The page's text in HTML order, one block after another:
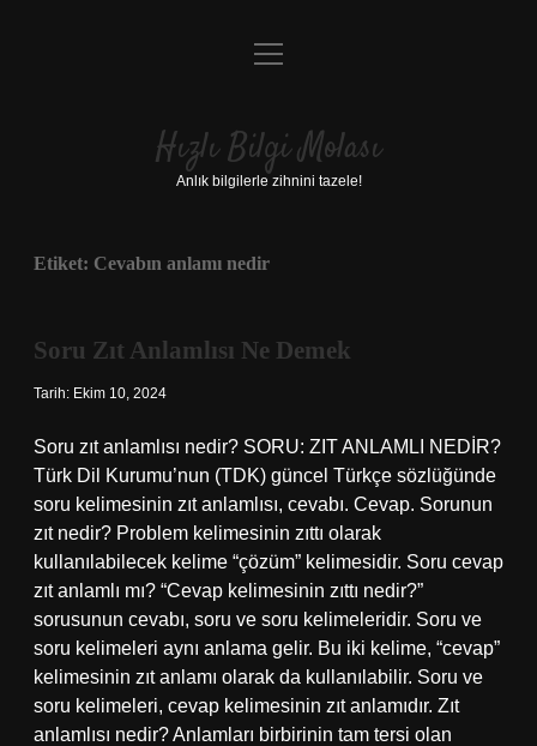
Anasayfa
Yasal Uyarı
menüyü
Hızlı Bilgi Molası
Anlık bilgilerle zihnini tazele!
Etiket: Cevabın anlamı nedir
Soru Zıt Anlamlısı Ne Demek
Tarih: Ekim 10, 2024
Soru zıt anlamlısı nedir? SORU: ZIT ANLAMLI NEDİR?
Türk Dil Kurumu’nun (TDK) güncel Türkçe sözlüğünde
soru kelimesinin zıt anlamlısı, cevabı. Cevap. Sorunun
zıt nedir? Problem kelimesinin zıttı olarak
kullanılabilecek kelime “çözüm” kelimesidir. Soru cevap
zıt anlamlı mı? “Cevap kelimesinin zıttı nedir?”
sorusunun cevabı, soru ve soru kelimeleridir. Soru ve
soru kelimeleri aynı anlama gelir. Bu iki kelime, “cevap”
kelimesinin zıt anlamı olarak da kullanılabilir. Soru ve
soru kelimeleri, cevap kelimesinin zıt anlamıdır. Zıt
anlamlısı nedir? Anlamları birbirinin tam tersi olan